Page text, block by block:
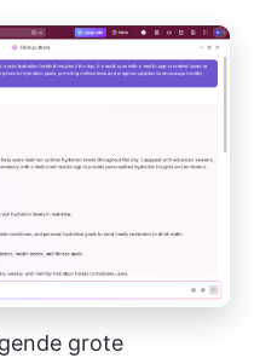
grote